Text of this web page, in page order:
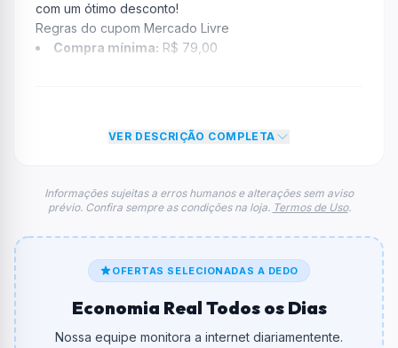
com um ótimo desconto!
Regras do cupom Mercado Livre
Compra mínima: R$ 79,00
econtradas informações sobre restrição de teto
máximo para esse cupom.
O código éAPROVEITAHOJE.
De quanto é o desconto?
VER DESCRIÇÃO COMPLETA
Informações sujeitas a erros humanos e alterações sem aviso
prévio. Confira sempre as condições na loja. Termos de Uso.
OFERTAS SELECIONADAS A DEDO
Economia Real Todos os Dias
Nossa equipe monitora a internet diariamentente.